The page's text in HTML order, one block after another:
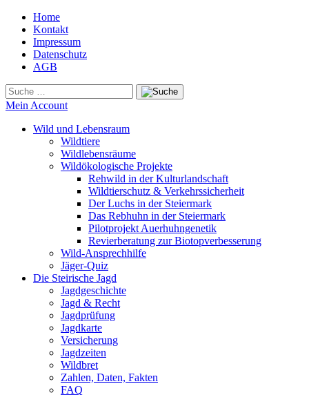
Home
Kontakt
Impressum
Datenschutz
AGB
Mein Account
Wild und Lebensraum
Wildtiere
Wildlebensräume
Wildökologische Projekte
Rehwild in der Kulturlandschaft
Wildtierschutz & Verkehrssicherheit
Der Luchs in der Steiermark
Das Rebhuhn in der Steiermark
Pilotprojekt Auerhuhngenetik
Revierberatung zur Biotopverbesserung
Wild-Ansprechhilfe
Jäger-Quiz
Die Steirische Jagd
Jagdgeschichte
Jagd & Recht
Jagdprüfung
Jagdkarte
Versicherung
Jagdzeiten
Wildbret
Zahlen, Daten, Fakten
FAQ